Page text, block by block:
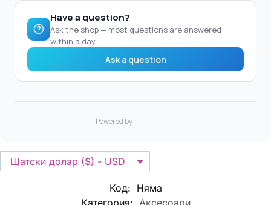
Щатски долар ($) - USD
Код: Няма
Категория: Аксесоари